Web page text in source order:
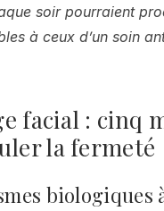
soir pourraient
à ceux d’un soin
facial : cinq
la fermeté
biologiques